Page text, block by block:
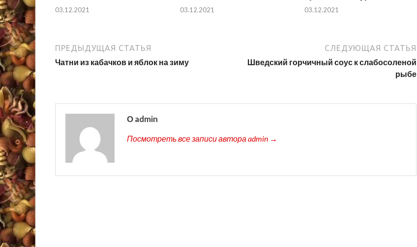
03.12.2021 03.12.2021 03.12.2021
ПРЕДЫДУЩАЯ СТАТЬЯ
Чатни из кабачков и яблок на зиму
СЛЕДУЮЩАЯ СТАТЬЯ
Шведский горчичный соус к слабосоленой
рыбе
О admin
Посмотреть все записи автора admin →